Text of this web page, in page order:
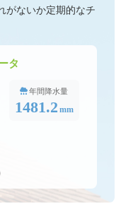
がないか定期的なチ
タ
年間降水量
1481.2 mm